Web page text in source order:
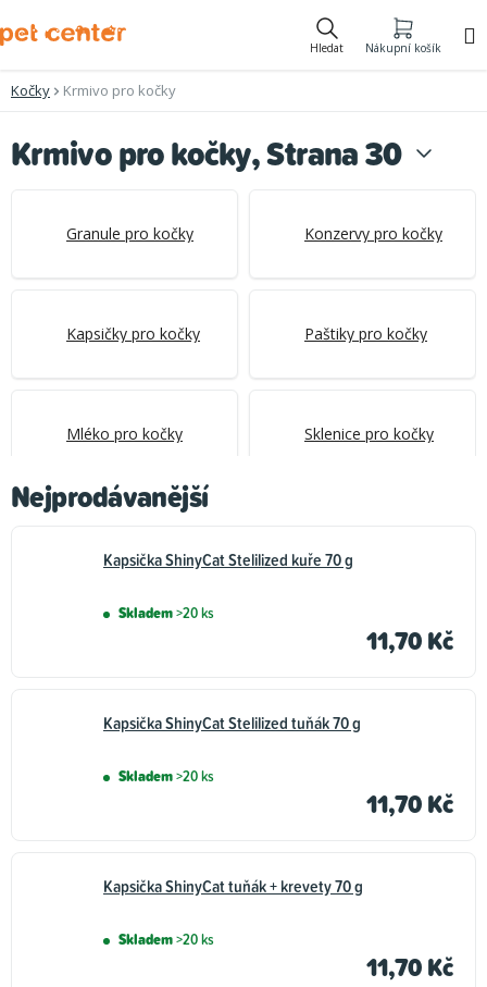
na
Hledat Nákupní košík
Kočky Krmivo pro kočky
Krmivo pro kočky, Strana 30
Granule pro kočky Konzervy pro kočky
Kapsičky pro kočky Paštiky pro kočky
Mléko pro kočky Sklenice pro kočky
Nejprodávanější
Kapsička ShinyCat Stelilized kuře 70 g
Skladem>20 ks
11,70 Kč
Kapsička ShinyCat Stelilized tuňák 70 g
Skladem>20 ks
11,70 Kč
Kapsička ShinyCat tuňák + krevety 70 g
Skladem>20 ks
11,70 Kč